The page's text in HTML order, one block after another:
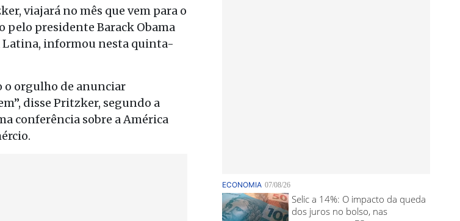
viajará no mês que vem para o
pelo presidente Barack Obama
Latina, informou nesta quinta-
o orgulho de anunciar
disse Pritzker, segundo a
conferência sobre a América